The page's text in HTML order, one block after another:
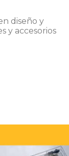
diseño y
y accesorios